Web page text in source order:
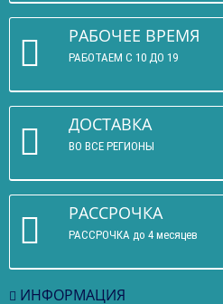
РАБОЧЕЕ ВРЕМЯ
РАБОТАЕМ С 10 ДО 19
ДОСТАВКА
ВО ВСЕ РЕГИОНЫ
РАССРОЧКА
РАССРОЧКА до 4 месяцев
ИНФОРМАЦИЯ